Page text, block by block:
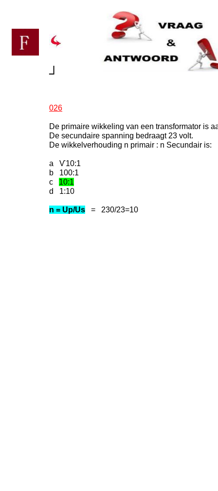
026
De primaire wikkeling van een transformator is
De secundaire spanning bedraagt 23 volt.
De wikkelverhouding n primair : n Secundair is:
a Ѵ10:1
b 100:1
c 10:1
d 1:10
n = Up/Us = 230/23=10
┘